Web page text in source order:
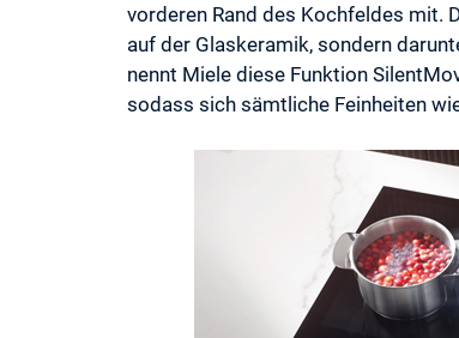
vorderen Rand des Kochfeldes mit.
auf der Glaskeramik, sondern
nennt Miele diese Funktion
sodass sich sämtliche Feinheiten